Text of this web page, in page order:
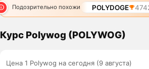
Подозрительно похожи POLYDOGE
Курс Polywog (POLYWOG)
Цена 1 Polywog на сегодня (9 августа)